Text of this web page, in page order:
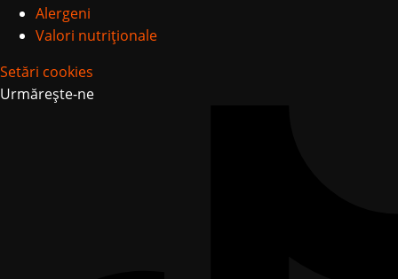
Alergeni
Valori nutriționale
Setări cookies
Urmărește-ne